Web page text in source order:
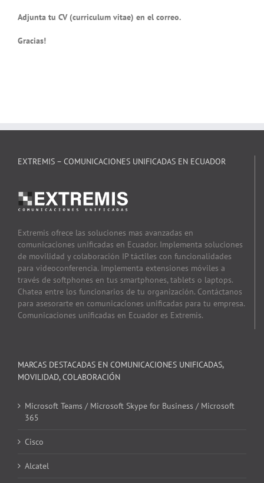
Adjunta tu CV (curriculum vitae) en el correo.
Gracias!
EXTREMIS – COMUNICACIONES UNIFICADAS EN ECUADOR
Extremis ofrece las soluciones mas avanzadas en
comunicaciones unificadas en Ecuador. Implementa soluciones
de movilidad y colaboración IP táctiles con funcionalidades
para videoconferencia. Implementa extensiones móviles a
través de softphones en tus smartphones, tablets o laptops.
Chatea entre los funcionarios de tu organización. Contáctanos
para asesorarte en comunicaciones unificadas para tu empresa.
Comunicaciones unificadas en Ecuador es Extremis.
MARCAS DESTACADAS EN COMUNICACIONES UNIFICADAS,
MOVILIDAD, COLABORACIÓN
Microsoft Teams / Microsoft Skype for Business / Microsoft
365
Cisco
Alcatel